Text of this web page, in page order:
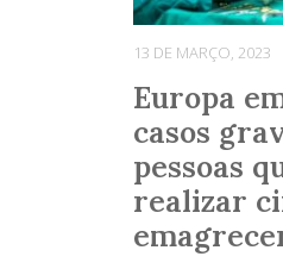
13 DE MARÇO, 2023
Europa
casos
pessoas
realizar